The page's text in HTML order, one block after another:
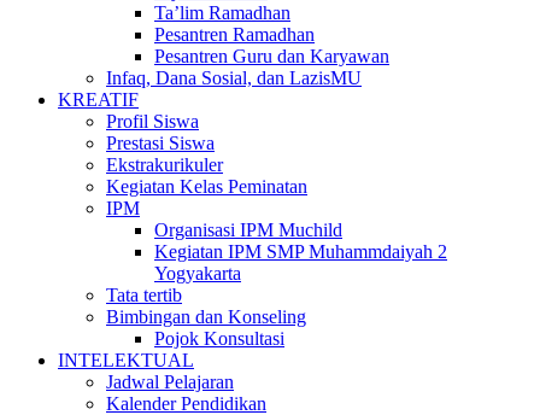
Ta’lim Ramadhan
Pesantren Ramadhan
Pesantren Guru dan Karyawan
Infaq, Dana Sosial, dan LazisMU
KREATIF
Profil Siswa
Prestasi Siswa
Ekstrakurikuler
Kegiatan Kelas Peminatan
IPM
Organisasi IPM Muchild
Kegiatan IPM SMP Muhammdaiyah 2
Yogyakarta
Tata tertib
Bimbingan dan Konseling
Pojok Konsultasi
INTELEKTUAL
Jadwal Pelajaran
Kalender Pendidikan